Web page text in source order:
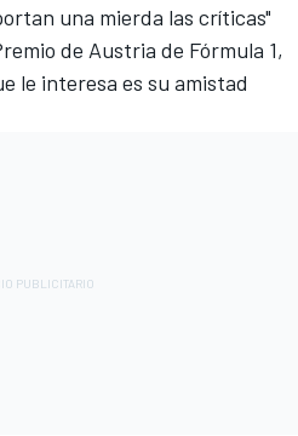
una mierda las críticas"
de Austria de Fórmula 1,
le interesa es su amistad